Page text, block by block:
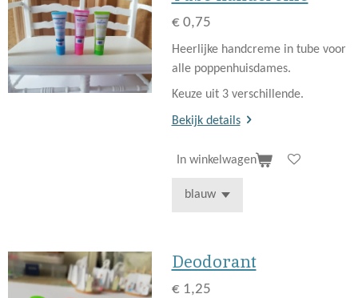
€ 0,75
Heerlijke handcreme in tube voor
alle poppenhuisdames.
Keuze uit 3 verschillende.
Bekijk details
In winkelwagen
Deodorant
€ 1,25